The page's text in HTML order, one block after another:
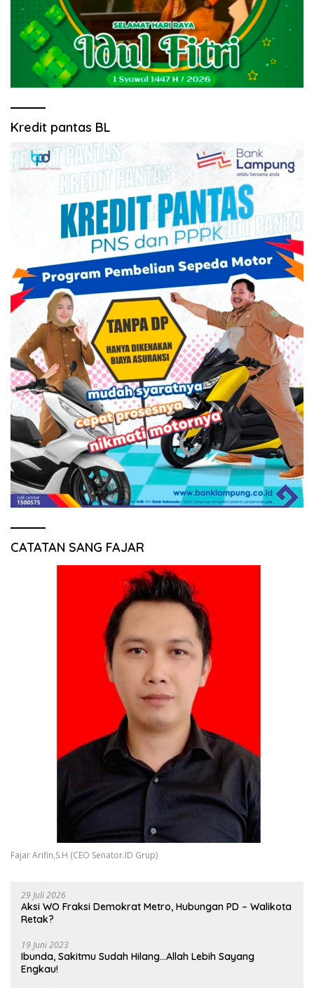
Kredit pantas BL
CATATAN SANG FAJAR
Fajar Arifin,S.H (CEO Senator.ID Grup)
29 Juli 2026
Aksi WO Fraksi Demokrat Metro, Hubungan PD – Walikota
Retak?
19 Juni 2023
Ibunda, Sakitmu Sudah Hilang…Allah Lebih Sayang
Engkau!